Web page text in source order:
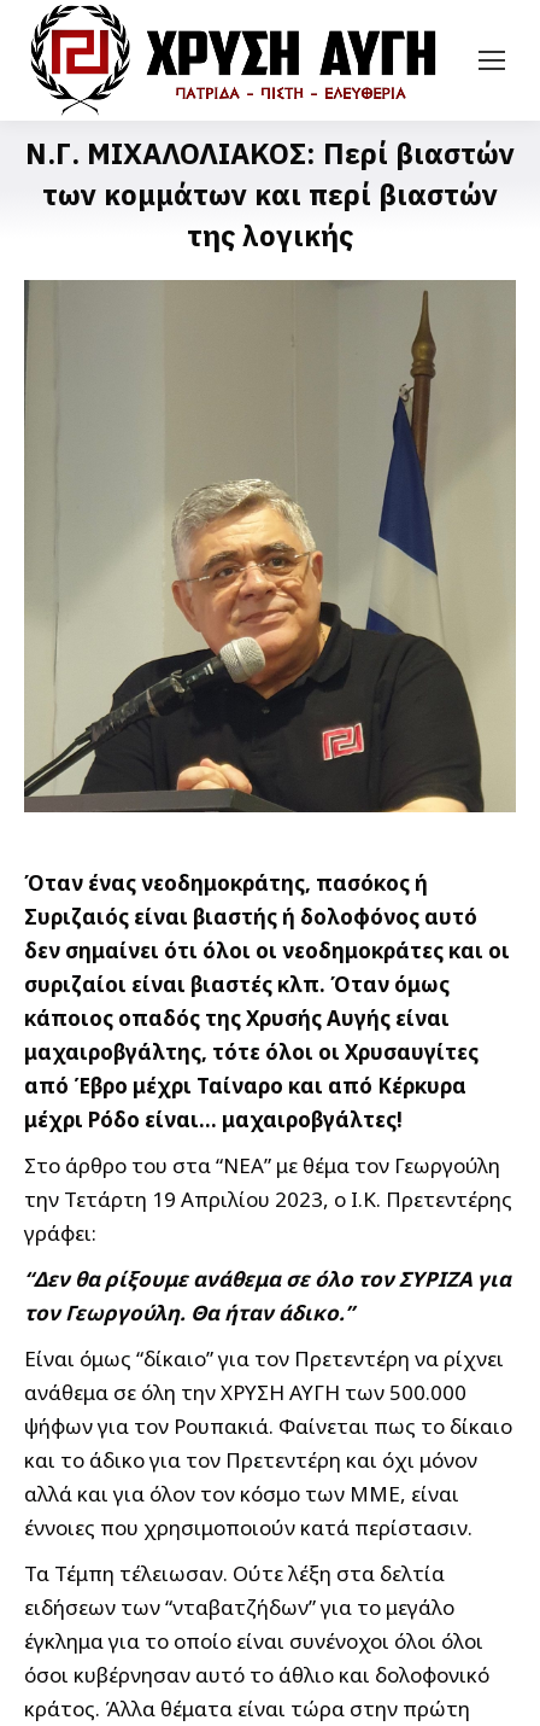
Ν.Γ. ΜΙΧΑΛΟΛΙΑΚΟΣ: Περί βιαστών
των κομμάτων και περί βιαστών
της λογικής
Όταν ένας νεοδημοκράτης, πασόκος ή
Συριζαιός είναι βιαστής ή δολοφόνος αυτό
δεν σημαίνει ότι όλοι οι νεοδημοκράτες και οι
συριζαίοι είναι βιαστές κλπ. Όταν όμως
κάποιος οπαδός της Χρυσής Αυγής είναι
μαχαιροβγάλτης, τότε όλοι οι Χρυσαυγίτες
από Έβρο μέχρι Ταίναρο και από Κέρκυρα
μέχρι Ρόδο είναι… μαχαιροβγάλτες!
Στο άρθρο του στα “ΝΕΑ” με θέμα τον Γεωργούλη
την Τετάρτη 19 Απριλίου 2023, ο Ι.Κ. Πρετεντέρης
γράφει:
“Δεν θα ρίξουμε ανάθεμα σε όλο τον ΣΥΡΙΖΑ για
τον Γεωργούλη. Θα ήταν άδικο.”
Είναι όμως “δίκαιο” για τον Πρετεντέρη να ρίχνει
ανάθεμα σε όλη την ΧΡΥΣΗ ΑΥΓΗ των 500.000
ψήφων για τον Ρουπακιά. Φαίνεται πως το δίκαιο
και το άδικο για τον Πρετεντέρη και όχι μόνον
αλλά και για όλον τον κόσμο των ΜΜΕ, είναι
έννοιες που χρησιμοποιούν κατά περίστασιν.
Τα Τέμπη τέλειωσαν. Ούτε λέξη στα δελτία
ειδήσεων των “νταβατζήδων” για το μεγάλο
έγκλημα για το οποίο είναι συνένοχοι όλοι όλοι
όσοι κυβέρνησαν αυτό το άθλιο και δολοφονικό
κράτος. Άλλα θέματα είναι τώρα στην πρώτη